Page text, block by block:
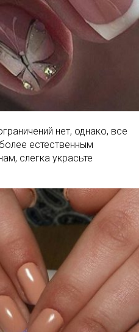
нет, однако, все
естественным
слегка украсьте